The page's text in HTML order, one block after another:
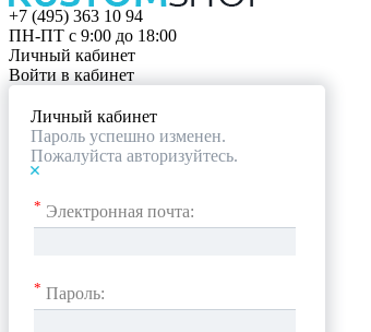
+7 (495) 363 10 94
ПН-ПТ с 9:00 до 18:00
Личный кабинет
Войти в кабинет
Личный кабинет
Пароль успешно изменен.
Пожалуйста авторизуйтесь.
* Электронная почта:
* Пароль: